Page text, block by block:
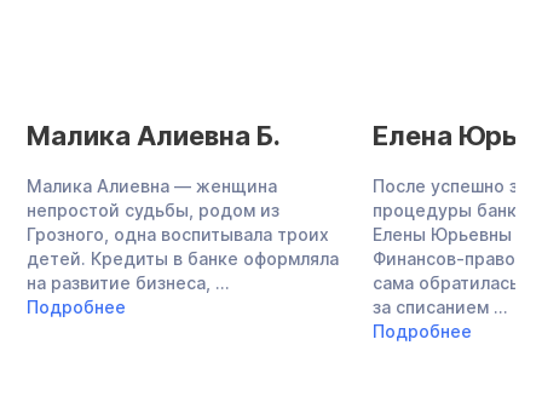
Малика Алиевна Б.
Малика Алиевна — женщина
непростой судьбы, родом из
Грозного, одна воспитывала троих
детей. Кредиты в банке оформляла
на развитие бизнеса, ...
Подробнее
Елена
После успешно
процедуры
Елены Юрьевны
Финансов-
сама обратилась
за списанием ...
Подробнее